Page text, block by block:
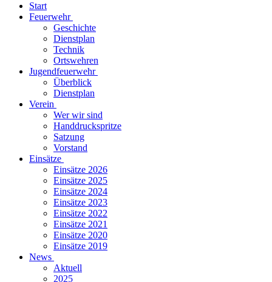
Start
Feuerwehr
Geschichte
Dienstplan
Technik
Ortswehren
Jugendfeuerwehr
Überblick
Dienstplan
Verein
Wer wir sind
Handdruckspritze
Satzung
Vorstand
Einsätze
Einsätze 2026
Einsätze 2025
Einsätze 2024
Einsätze 2023
Einsätze 2022
Einsätze 2021
Einsätze 2020
Einsätze 2019
News
Aktuell
2025